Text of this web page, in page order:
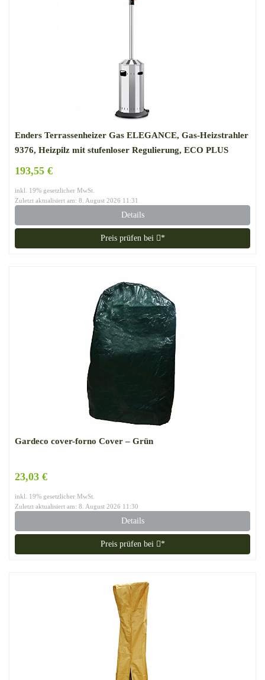
Enders Terrassenheizer Gas ELEGANCE, Gas-Heizstrahler
9376, Heizpilz mit stufenloser Regulierung, ECO PLUS
193,55 €
inkl. 19% gesetzlicher MwSt.
Zuletzt aktualisiert am: 8. August 2026 11:31
Details
Preis prüfen bei *
Gardeco cover-forno Cover – Grün
23,03 €
inkl. 19% gesetzlicher MwSt.
Zuletzt aktualisiert am: 8. August 2026 11:30
Details
Preis prüfen bei *